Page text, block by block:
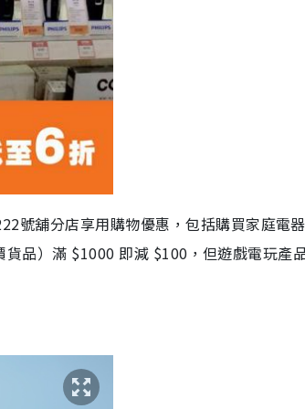
號舖分店享用購物優惠，包括購買家庭電
貨品）滿 $1000 即減 $100 ，但遊戲電玩產